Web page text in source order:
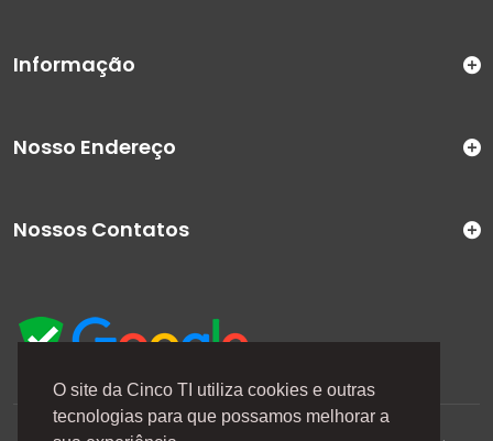
O site da Cinco TI utiliza cookies e outras
tecnologias para que possamos melhorar a
Informação
A Cinco TI (5TI) é uma marca registrada de CINCO TI
Nosso Endereço
Nossos Contatos